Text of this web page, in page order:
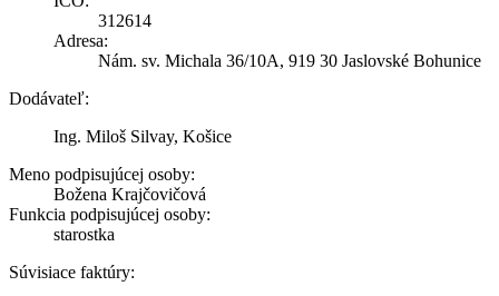
312614
Adresa:
Nám. sv. Michala 36/10A, 919 30 Jaslovské Bohunice
Dodávateľ:
Ing. Miloš Silvay, Košice
Meno podpisujúcej osoby:
Božena Krajčovičová
Funkcia podpisujúcej osoby:
starostka
Súvisiace faktúry: